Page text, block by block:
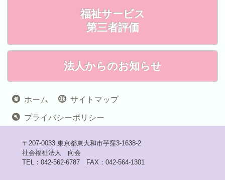
福祉サービス
第三者評価
法人からのお知らせ
ホーム サイトマップ
プライバシーポリシー
〒207-0033 東京都東大和市芋窪3-1638-2
社会福祉法人 向会
TEL：042-562-6787 FAX：042-564-1301